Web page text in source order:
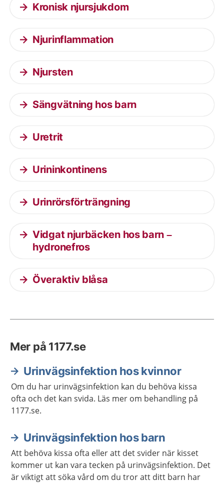
Kronisk njursjukdom
Njurinflammation
Njursten
Sängvätning hos barn
Uretrit
Urininkontinens
Urinrörsförträngning
Vidgat njurbäcken hos barn –
hydronefros
Överaktiv blåsa
Mer på 1177.se
Urinvägsinfektion hos kvinnor
Om du har urinvägsinfektion kan du behöva kissa
ofta och det kan svida. Läs mer om behandling på
1177.se.
Urinvägsinfektion hos barn
Att behöva kissa ofta eller att det svider när kisset
kommer ut kan vara tecken på urinvägsinfektion. Det
är viktigt att söka vård om du tror att ditt barn har